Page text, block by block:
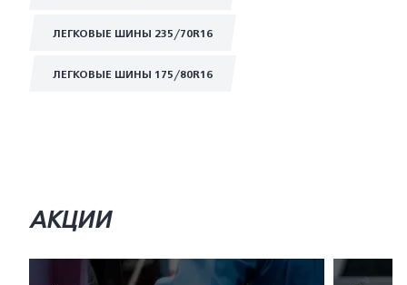
ЛЕГКОВЫЕ ШИНЫ 235/70R16
ЛЕГКОВЫЕ ШИНЫ 175/80R16
АКЦИИ